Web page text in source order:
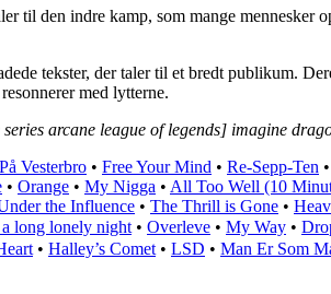
til den indre kamp, som mange mennesker
tekster, der taler til et bredt publikum.
med lytterne.
arcane league of legends] imagine
Vesterbro • Free Your Mind • Re-Sepp-Ten •
• Orange • My Nigga • All Too Well (10
the Influence • The Thrill is Gone •
long lonely night • Overleve • My Way •
• Halley’s Comet • LSD • Man Er Som